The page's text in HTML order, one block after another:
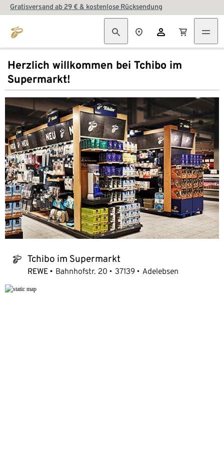
Gratisversand ab 29 € & kostenlose Rücksendung
Herzlich willkommen bei Tchibo im
Supermarkt!
tchibo_logo Tchibo im Supermarkt
REWE Bahnhofstr. 20 37139 Adelebsen